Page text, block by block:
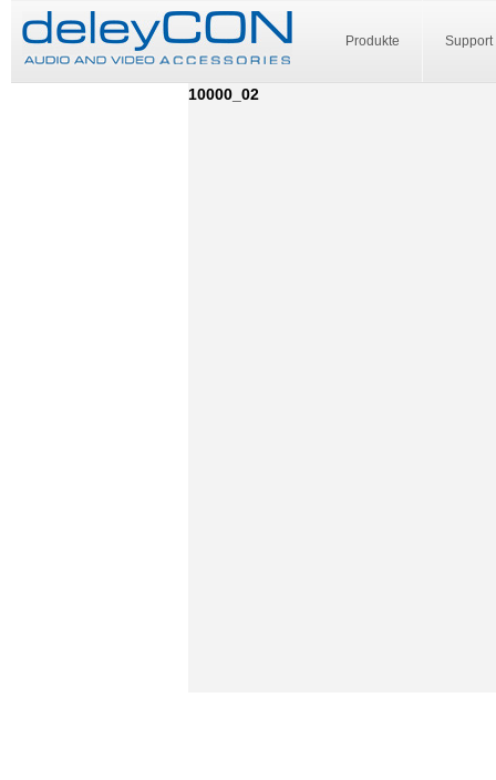
Produkte Support
10000_02